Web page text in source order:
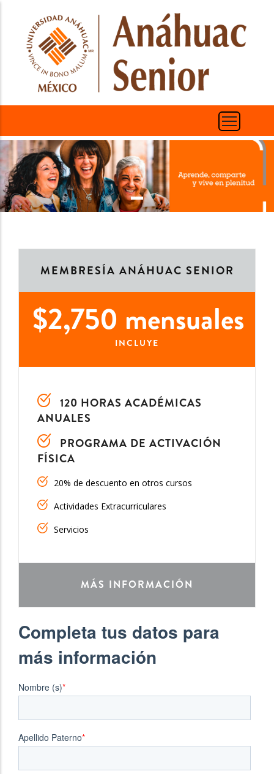
content
MEMBRESÍA ANÁHUAC SENIOR
$2,750 mensuales
INCLUYE
120 HORAS ACADÉMICAS
ANUALES
PROGRAMA DE ACTIVACIÓN
FÍSICA
20% de descuento en otros cursos
Actividades Extracurriculares
Servicios
MÁS INFORMACIÓN